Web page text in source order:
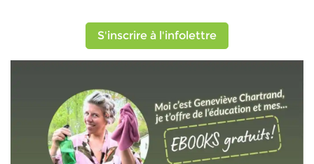
S'inscrire à l'infolettre